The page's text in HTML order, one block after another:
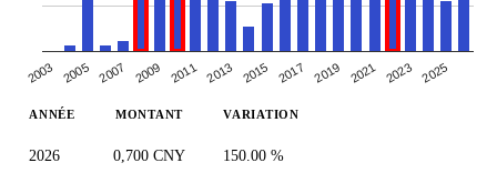
2003 2005 2007 2009 2011 2013 2015 2017 2019 2021 2023 2025
ANNÉE MONTANT VARIATION
2026 0,700 CNY 150.00 %